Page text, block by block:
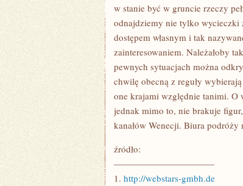
OGÓLNE
w stanie być w gruncie rzeczy
odnajdziemy nie tylko wycieczki
dostępem własnym i tak
zainteresowaniem. Należałoby
pewnych sytuacjach można
chwilę obecną z reguły
one krajami względnie tanimi. O
jednak mimo to, nie brakuje
kanałów Wenecji. Biura podróży
źródło:
———————————
1. http://webstars-gmbh.de